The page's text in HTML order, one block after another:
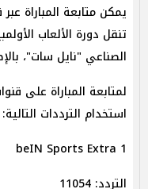
يمكن متابعة المباراة
الصناعي "نايل سات"،
استخدام الترددات التالية:
beIN Sports Extra 1
التردد: 11054